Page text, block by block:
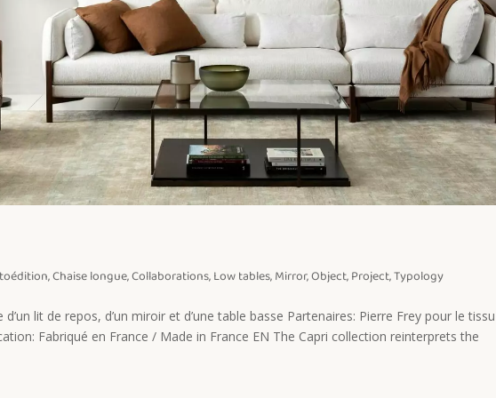
,Chaise longue,Collaborations,Low tables,Mirror,Object,Project,Typology
lit de repos, d’un miroir et d’une table basse Partenaires: Pierre Frey pour le
Fabriqué en France / Made in France EN The Capri collection reinterprets the